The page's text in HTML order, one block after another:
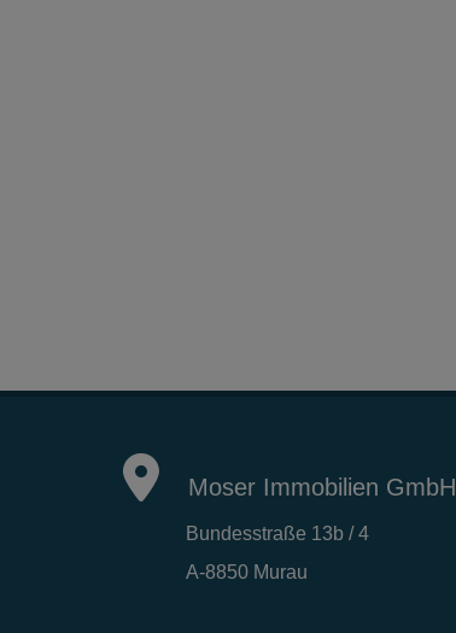
Moser Immobilien GmbH
Bundesstraße 13b / 4
A-8850 Murau